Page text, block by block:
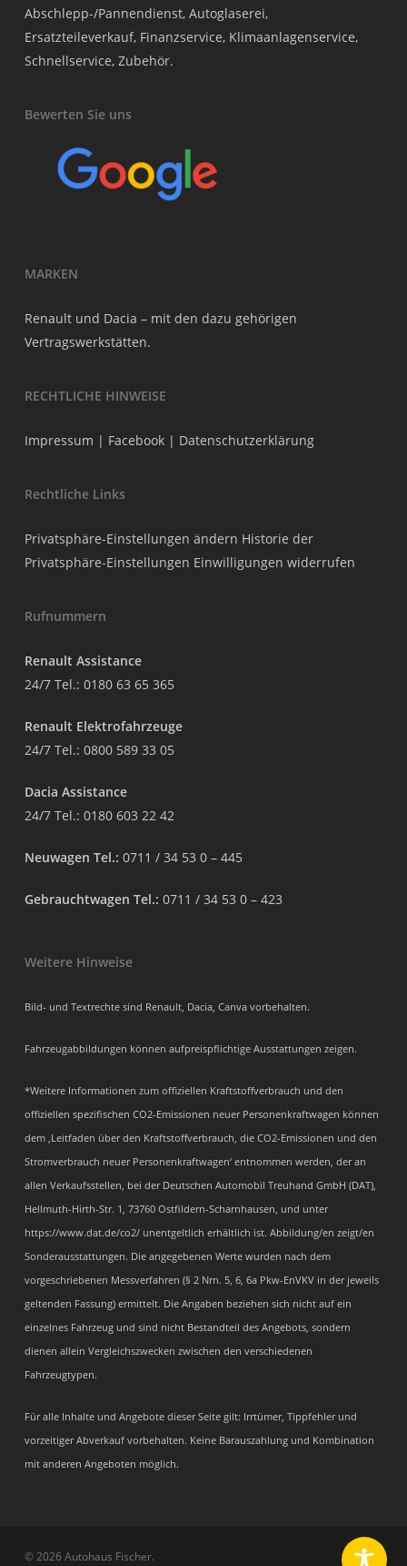
Abschlepp-/Pannendienst, Autoglaserei,
Ersatzteileverkauf, Finanzservice, Klimaanlagenservice,
Schnellservice, Zubehör.
Bewerten Sie uns
MARKEN
Renault und Dacia – mit den dazu gehörigen
Vertragswerkstätten.
RECHTLICHE HINWEISE
Impressum | Facebook| Datenschutzerklärung
Rechtliche Links
Privatsphäre-Einstellungen ändern Historie der
Privatsphäre-Einstellungen Einwilligungen widerrufen
Rufnummern
Renault Assistance
24/7 Tel.: 0180 63 65 365
Renault Elektrofahrzeuge
24/7 Tel.: 0800 589 33 05
Dacia Assistance
24/7 Tel.: 0180 603 22 42
Neuwagen Tel.: 0711 / 34 53 0 – 445
Gebrauchtwagen Tel.: 0711 / 34 53 0 – 423
Weitere Hinweise
Bild- und Textrechte sind Renault, Dacia, Canva vorbehalten.
Fahrzeugabbildungen können aufpreispflichtige Ausstattungen zeigen.
*Weitere Informationen zum offiziellen Kraftstoffverbrauch und den
offiziellen spezifischen CO2-Emissionen neuer Personenkraftwagen können
dem ‚Leitfaden über den Kraftstoffverbrauch, die CO2-Emissionen und den
Stromverbrauch neuer Personenkraftwagen‘ entnommen werden, der an
allen Verkaufsstellen, bei der Deutschen Automobil Treuhand GmbH (DAT),
Hellmuth-Hirth-Str. 1, 73760 Ostfildern-Scharnhausen, und unter
https://www.dat.de/co2/ unentgeltlich erhältlich ist. Abbildung/en zeigt/en
Sonderausstattungen. Die angegebenen Werte wurden nach dem
vorgeschriebenen Messverfahren (§ 2 Nrn. 5, 6, 6a Pkw-EnVKV in der jeweils
geltenden Fassung) ermittelt. Die Angaben beziehen sich nicht auf ein
einzelnes Fahrzeug und sind nicht Bestandteil des Angebots, sondern
dienen allein Vergleichszwecken zwischen den verschiedenen
Fahrzeugtypen.
Für alle Inhalte und Angebote dieser Seite gilt: Irrtümer, Tippfehler und
vorzeitiger Abverkauf vorbehalten. Keine Barauszahlung und Kombination
mit anderen Angeboten möglich.
© 2026 Autohaus Fischer.